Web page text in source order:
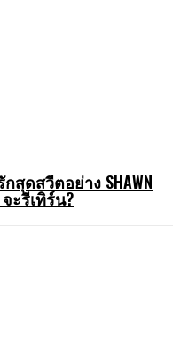
ดสวีตอย่าง SHAWN
จะรีเทิร์น?